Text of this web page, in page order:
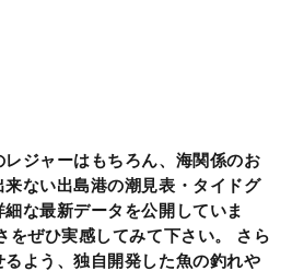
ジャーはもちろん、海関係のお
ない出島港の潮見表・タイドグ
な最新データを公開していま
をぜひ実感してみて下さい。 さら
よう、独自開発した魚の釣れや